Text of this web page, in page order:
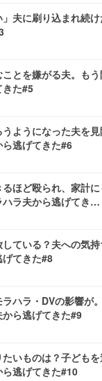
」夫に刷り込まれ続
ことを嫌がる夫。も
きた#5
ようになった夫を
ら逃げてきた#6
ほど殴られ、家計
ハラ夫から逃げてき…
ている？夫への気
てきた#8
ハラ・DVの影響が
から逃げてきた#9
いものは？子ども
ら逃げてきた#10